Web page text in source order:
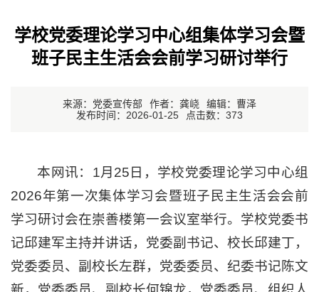
学校党委理论学习中心组集体学习会暨
班子民主生活会会前学习研讨举行
来源：党委宣传部 作者：龚峣
编辑：曹泽
发布时间：2026-01-25
点击数： 373
本网讯：1月25日，学校党委理论学习中心组
2026年第一次集体学习会暨班子民主生活会会前
学习研讨会在崇善楼第一会议室举行。学校党委书
记邱建军主持并讲话，党委副书记、校长邱建丁，
党委委员、副校长左群，党委委员、纪委书记陈文